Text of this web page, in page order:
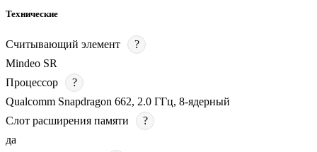
Технические
Считывающий элемент
?
Mindeo SR
Процессор
?
Qualcomm Snapdragon 662, 2.0 ГГц, 8-ядерный
Слот расширения памяти
?
да